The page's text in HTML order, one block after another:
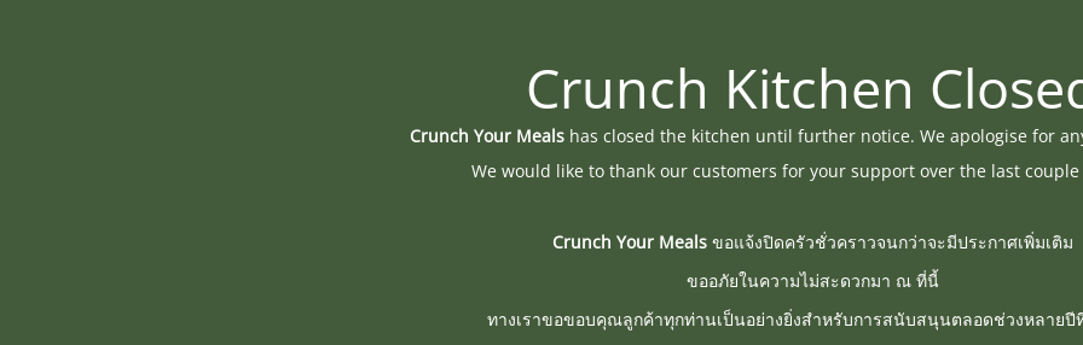
Crunch Kitchen
Crunch Your Mealshas closed the kitchen until further notice. We apologise for
We would like to thank our customers for your support over the last couple
Crunch Your Mealsขอแจ้งปิดครัวชั่วคราวจนกว่าจะมีประกาศเพิ่มเติม
ขออภัยในความไม่สะดวกมา ณ ที่นี้
ทางเราขอขอบคุณลูกค้าทุกท่านเป็นอย่างยิ่งสำหรับการสนับสนุนตลอดช่วงหลายปี